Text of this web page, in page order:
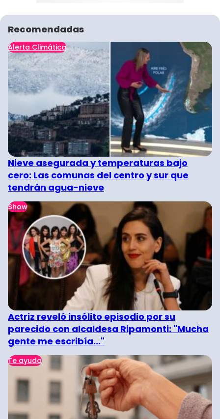
Recomendadas
Alerta Climática
Nieve asegurada y temperaturas bajo
cero: Las comunas del centro y sur que
tendrán agua-nieve
Show
Actriz reveló insólito episodio por su
parecido con alcaldesa Ripamonti: "Mucha
gente me escribía..."
Te ayuda